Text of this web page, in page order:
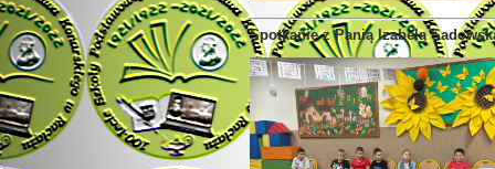
Spotkanie z Panią Izabelą